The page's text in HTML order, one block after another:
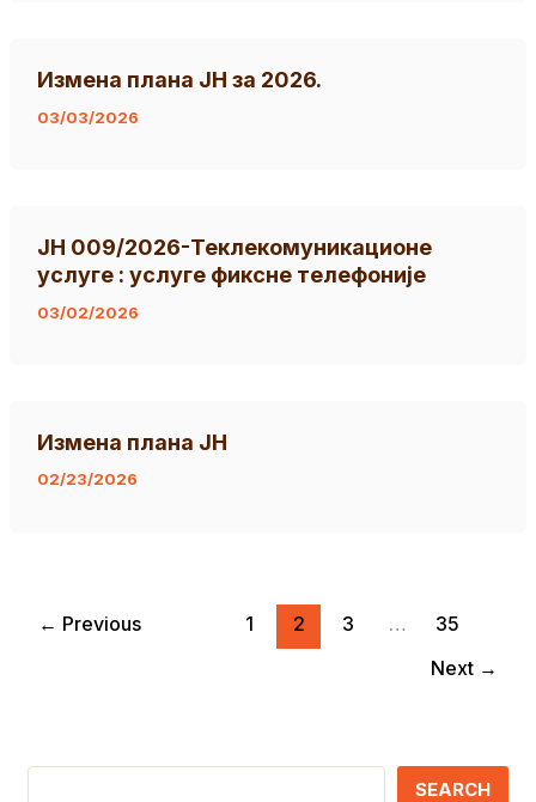
Измена плана ЈН за 2026.
03/03/2026
ЈН 009/2026-Теклекомуникационе
услуге : услуге фиксне телефоније
03/02/2026
Измена плана ЈН
02/23/2026
← Previous 1 2 3 …
35
Next →
Претрага
SEARCH